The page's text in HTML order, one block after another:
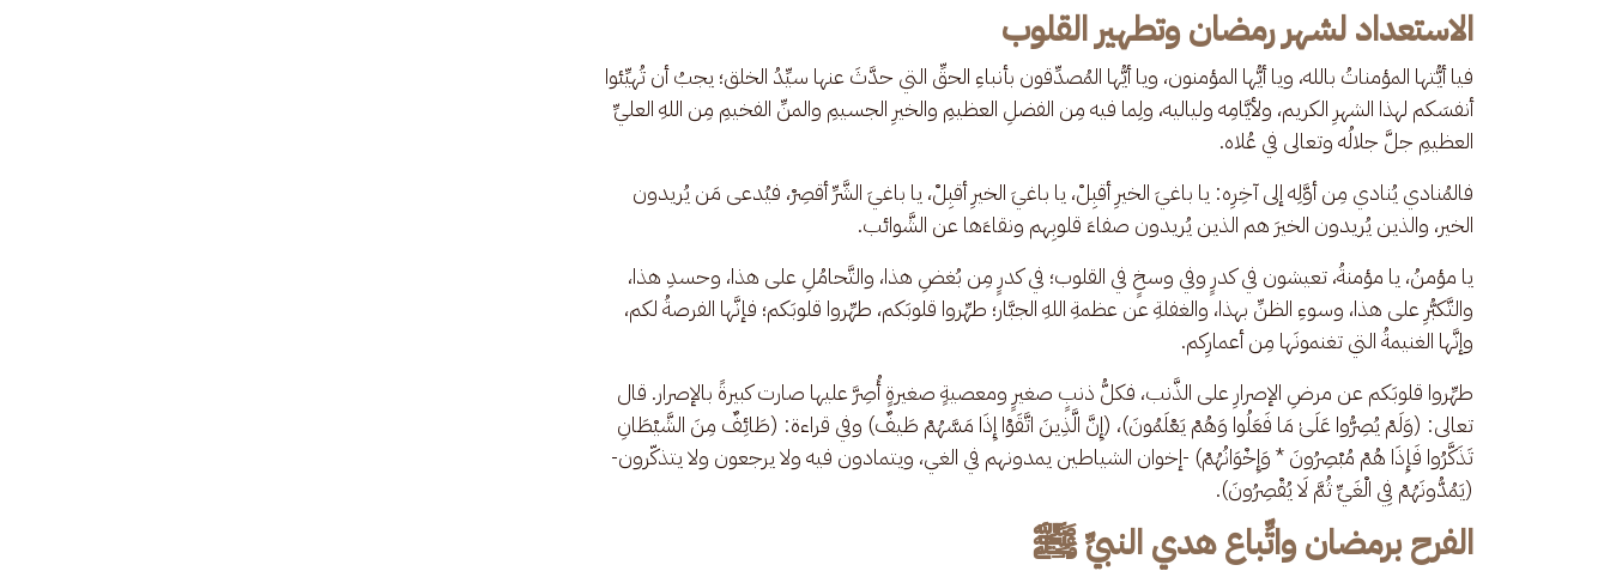
الاستعداد لشهر رمضان وتطهير القلوب
فيا أيُّتها المؤمناتُ بالله، ويا أيُّها المؤمنون، ويا أيُّها المُصدِّقون بأنباءِ الحقِّ التي حدَّثَ عنها سيِّدُ الخلق؛ يجبُ أن تُهيِّئوا
أنفسَكم لهذا الشهرِ الكريم، ولأيَّامِه ولياليه، ولِما فيه مِن الفضلِ العظيمِ والخيرِ الجسيمِ والمنِّ الفخيمِ مِن اللهِ العليِّ
العظيمِ جلَّ جلالُه وتعالى في عُلاه.
فالمُنادي يُنادي مِن أوَّلِه إلى آخِرِه: يا باغيَ الخيرِ أقبِلْ، يا باغيَ الخيرِ أقبِلْ، يا باغيَ الشَّرِّ أقصِرْ، فيُدعى مَن يُريدون
الخير، والذين يُريدون الخيرَ هم الذين يُريدون صفاءَ قلوبِهم ونقاءَها عن الشَّوائب.
يا مؤمنُ، يا مؤمنةُ، تعيشون في كدرٍ وفي وسخٍ في القلوب؛ في كدرٍ مِن بُغضِ هذا، والتَّحامُلِ على هذا، وحسدِ هذا،
والتَّكبُّرِ على هذا، وسوءِ الظنِّ بهذا، والغفلةِ عن عظمةِ اللهِ الجبَّار؛ طهِّروا قلوبَكم، طهِّروا قلوبَكم؛ فإنَّها الفرصةُ لكم،
وإنَّها الغنيمةُ التي تغنمونَها مِن أعمارِكم.
طهِّروا قلوبَكم عن مرضِ الإصرارِ على الذَّنب، فكلُّ ذنبٍ صغيرٍ ومعصيةٍ صغيرةٍ أُصِرَّ عليها صارت كبيرةً بالإصرار. قال
تعالى: (وَلَمْ يُصِرُّوا عَلَىٰ مَا فَعَلُوا وَهُمْ يَعْلَمُونَ)، (إِنَّ الَّذِينَ اتَّقَوْا إِذَا مَسَّهُمْ طَيفٌ) وفي قراءة: (طَائِفٌ مِنَ الشَّيْطَانِ
تَذَكَّرُوا فَإِذَا هُمْ مُبْصِرُونَ * وَإِخْوَانُهُمْ) -إخوان الشياطين يمدونهم في الغي، ويتمادون فيه ولا يرجعون ولا يتذكّرون-
(يَمُدُّونَهُمْ فِي الْغَيِّ ثُمَّ لَا يُقْصِرُونَ).
الفرح برمضان واتِّباع هدي النبيِّ ﷺ